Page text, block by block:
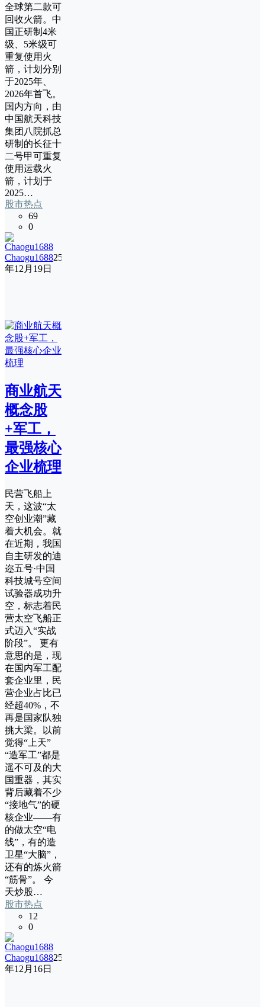
全球第二款可
回收火箭。中
国正研制4米
级、5米级可
重复使用火
箭，计划分别
于2025年、
2026年首飞。
国内方向，由
中国航天科技
集团八院抓总
研制的长征十
二号甲可重复
使用运载火
箭，计划于
2025…
股市热点
69
0
Chaogu168825
年12月19日
商业航天
概念股
+军工，
最强核心
企业梳理
民营飞船上
天，这波“太
空创业潮”藏
着大机会。就
在近期，我国
自主研发的迪
迩五号·中国
科技城号空间
试验器成功升
空，标志着民
营太空飞船正
式迈入“实战
阶段”。 更有
意思的是，现
在国内军工配
套企业里，民
营企业占比已
经超40%，不
再是国家队独
挑大梁。以前
觉得“上天”
“造军工”都是
遥不可及的大
国重器，其实
背后藏着不少
“接地气”的硬
核企业——有
的做太空“电
线”，有的造
卫星“大脑”，
还有的炼火箭
“筋骨”。 今
天炒股…
股市热点
12
0
Chaogu168825
年12月16日